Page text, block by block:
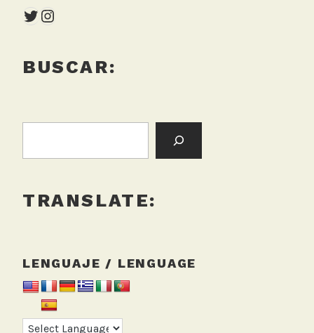
Twitter
Instagram
BUSCAR:
TRANSLATE:
LENGUAJE / LENGUAGE